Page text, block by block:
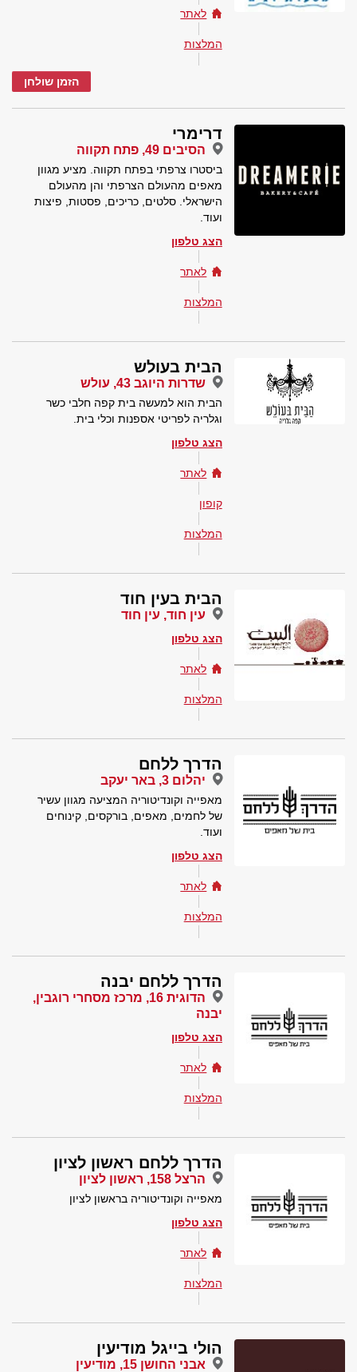
לאתר
המלצות
הזמן שולחן
דרימרי
הסיבים 49, פתח תקווה
ביסטרו צרפתי בפתח תקווה. מציע מגוון
מאפים מהעולם הצרפתי והן מהעולם
הישראלי. סלטים, כריכים, פסטות, פיצות
ועוד.
הצג טלפון
לאתר
המלצות
הבית בעולש
שדרות היוגב 43, עולש
הבית הוא למעשה בית קפה חלבי כשר
וגלריה לפריטי אספנות וכלי בית.
הצג טלפון
לאתר
קופון
המלצות
הבית בעין חוד
עין חוד, עין חוד
הצג טלפון
לאתר
המלצות
הדרך ללחם
יהלום 3, באר יעקב
מאפייה וקונדיטוריה המציעה מגוון עשיר
של לחמים, מאפים, בורקסים, קינוחים
ועוד.
הצג טלפון
לאתר
המלצות
הדרך ללחם יבנה
הדוגית 16, מרכז מסחרי רוגבין,
יבנה
הצג טלפון
לאתר
המלצות
הדרך ללחם ראשון לציון
הרצל 158, ראשון לציון
מאפייה וקונדיטוריה בראשון לציון
הצג טלפון
לאתר
המלצות
הולי בייגל מודיעין
אבני החושן 15, מודיעין